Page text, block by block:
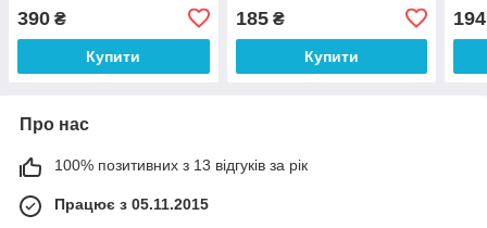
390 ₴
Купити
185₴
Купити
194
Про нас
100% позитивних з 13 відгуків за рік
Працює з 05.11.2015